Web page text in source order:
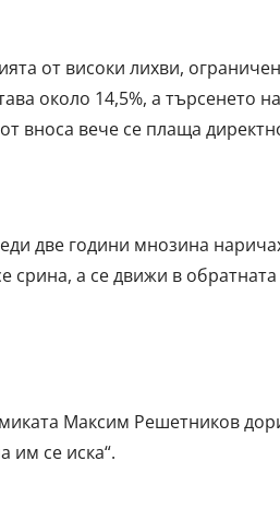
от високи лихви,
около 14,5%, а търсенето
вноса вече се плаща
две години мнозина
срина, а се движи в
Максим Решетников
им се иска“.